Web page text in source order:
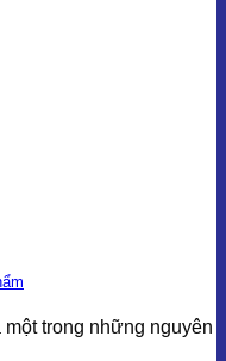
trong những nguyên